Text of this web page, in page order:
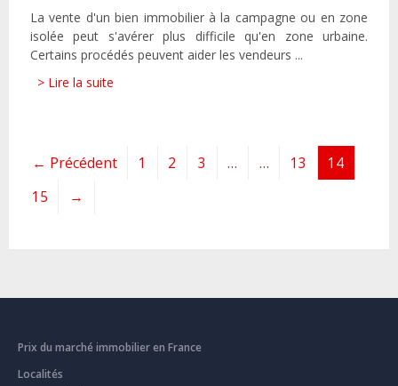
La vente d'un bien immobilier à la campagne ou en zone
isolée peut s'avérer plus difficile qu'en zone urbaine.
Certains procédés peuvent aider les vendeurs ...
> Lire la suite
← Précédent 1 2 3 … … 13
14
15
→
Prix du marché immobilier en France
Localités